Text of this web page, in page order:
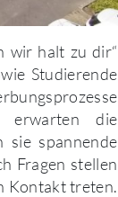
wir halt zu dir“
Studierende
erwarten die
sie spannende
Fragen stellen
Kontakt treten.